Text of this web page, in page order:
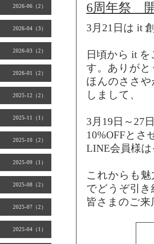
2026-06（2）
2026-04（3）
2026-03（2）
2026-01（2）
2025-12（2）
2025-11（1）
2025-10（2）
2025-09（1）
2025-08（2）
2025-07（2）
2025-04（1）
6周年祭
3月21日は it
日頃から it
す。ありが
ほんのささ
しまして、
3月19日～27
10%OFFとさ
LINE会員様
これからも
でどうぞ引
皆さまのご